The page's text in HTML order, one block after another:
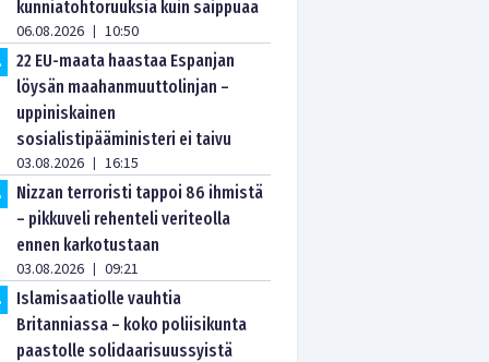
kunniatohtoruuksia kuin saippuaa
06.08.2026 | 10:50
22 EU-maata haastaa Espanjan
löysän maahanmuuttolinjan –
uppiniskainen
sosialistipääministeri ei taivu
03.08.2026 | 16:15
Nizzan terroristi tappoi 86 ihmistä
– pikkuveli rehenteli veriteolla
ennen karkotustaan
03.08.2026 | 09:21
Islamisaatiolle vauhtia
Britanniassa – koko poliisikunta
paastolle solidaarisuussyistä